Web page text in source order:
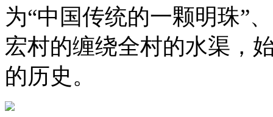
为“中国传统的一颗明珠”
宏村的缠绕全村的水渠，
的历史。